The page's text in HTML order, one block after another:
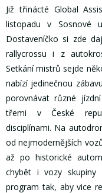
Již třinácté Global
listopadu v Sosnové
Dostaveníčko si zde
rallycrossu i z
Setkání mistrů sejde
nabízí jedinečnou
porovnávat různé
třemi v České
disciplínami. Na
od nejmodernějších
až po historické
chybět i vozy
program tak, aby vice